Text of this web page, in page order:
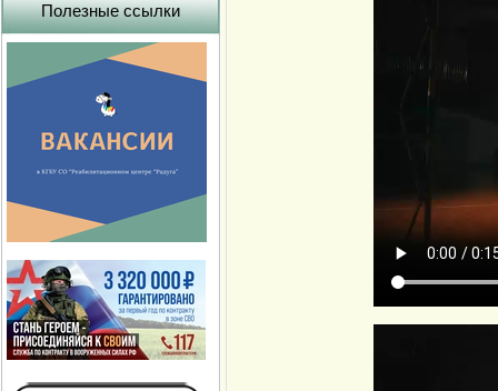
Полезные ссылки